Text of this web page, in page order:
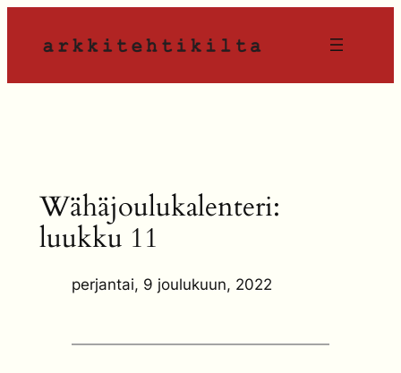
sisältöön
Wähäjoulukalenteri:
luukku 11
perjantai, 9 joulukuun, 2022